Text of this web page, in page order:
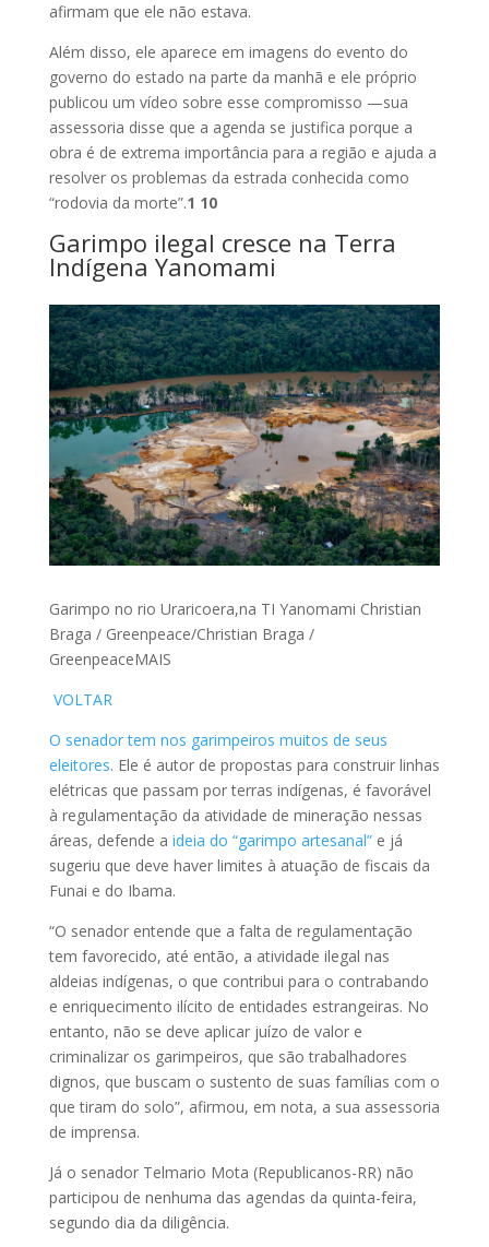
afirmam que ele não estava.
Além disso, ele aparece em imagens do evento do
governo do estado na parte da manhã e ele próprio
publicou um vídeo sobre esse compromisso —sua
assessoria disse que a agenda se justifica porque a
obra é de extrema importância para a região e ajuda a
resolver os problemas da estrada conhecida como
“rodovia da morte”.1 10
Garimpo ilegal cresce na Terra
Indígena Yanomami
Garimpo no rio Uraricoera,na TI Yanomami Christian
Braga / Greenpeace/Christian Braga /
GreenpeaceMAIS
VOLTAR
O senador tem nos garimpeiros muitos de seus
eleitores. Ele é autor de propostas para construir linhas
elétricas que passam por terras indígenas, é favorável
à regulamentação da atividade de mineração nessas
áreas, defende a ideia do “garimpo artesanal”e já
sugeriu que deve haver limites à atuação de fiscais da
Funai e do Ibama.
“O senador entende que a falta de regulamentação
tem favorecido, até então, a atividade ilegal nas
aldeias indígenas, o que contribui para o contrabando
e enriquecimento ilícito de entidades estrangeiras. No
entanto, não se deve aplicar juízo de valor e
criminalizar os garimpeiros, que são trabalhadores
dignos, que buscam o sustento de suas famílias com o
que tiram do solo”, afirmou, em nota, a sua assessoria
de imprensa.
Já o senador Telmario Mota (Republicanos-RR) não
participou de nenhuma das agendas da quinta-feira,
segundo dia da diligência.